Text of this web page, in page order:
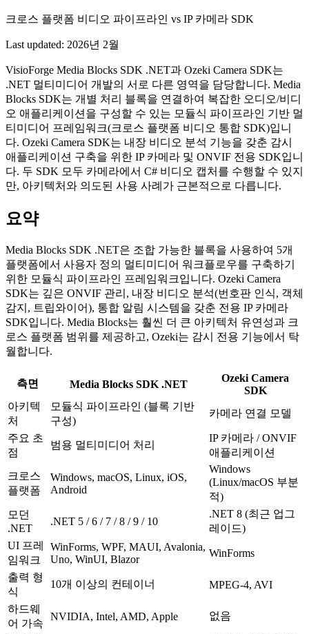
크로스 플랫폼 비디오 파이프라인 vs IP 카메라 SDK
Last updated: 2026년 2월
VisioForge Media Blocks SDK .NET과 Ozeki Camera SDK는
.NET 멀티미디어 개발의 서로 다른 영역을 담당합니다. Media
Blocks SDK는 개별 처리 블록을 연결하여 복잡한 오디오/비디
오 애플리케이션을 구성할 수 있는 모듈식 파이프라인 기반 멀
티미디어 프레임워크(크로스 플랫폼 비디오 통합 SDK)입니
다. Ozeki Camera SDK는 내장 비디오 분석 기능을 갖춘 감시
애플리케이션 구축을 위한 IP 카메라 및 ONVIF 전용 SDK입니
다. 두 SDK 모두 카메라에서 C# 비디오 캡처를 수행할 수 있지
만, 아키텍처와 의도된 사용 사례가 근본적으로 다릅니다.
요약
Media Blocks SDK .NET은 조합 가능한 블록을 사용하여 5개
플랫폼에서 사용자 정의 멀티미디어 워크플로우를 구축하기
위한 모듈식 파이프라인 프레임워크입니다. Ozeki Camera
SDK는 깊은 ONVIF 관리, 내장 비디오 분석(번호판 인식, 객체
감지, 트립와이어), 통합 알림 시스템을 갖춘 전용 IP 카메라
SDK입니다. Media Blocks는 훨씬 더 큰 아키텍처 유연성과 크
로스 플랫폼 범위를 제공하고, Ozeki는 감시 전용 기능에서 탁
월합니다.
측면 Media Blocks SDK .NET
Ozeki Camera
SDK
아키텍
처
모듈식 파이프라인 (블록 기반
구성)
카메라 연결 모델
주요 초
점
범용 멀티미디어 처리
IP 카메라 / ONVIF
애플리케이션
크로스
플랫폼
Windows, macOS, Linux, iOS,
Android
Windows
(Linux/macOS 부분
적)
모던
.NET
.NET 5 / 6 / 7 / 8 / 9 / 10
.NET 8 (최근 업그
레이드)
UI 프레
임워크
WinForms, WPF, MAUI, Avalonia,
Uno, WinUI, Blazor
WinForms
출력 형
식
10개 이상의 컨테이너 MPEG-4, AVI
하드웨
어 가속
NVIDIA, Intel, AMD, Apple 없음